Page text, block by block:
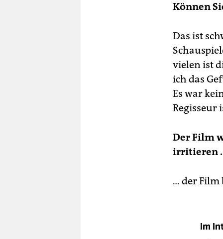
Können
Das ist
vielen ist
ich das
Es war
Regisseur
Der Film
irritieren
… der Film
Im